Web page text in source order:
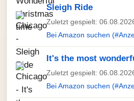
Sleigh Ride
Zuletzt gespielt:
Bei Amazon suchen
It's the most
Zuletzt gespielt:
Bei Amazon suchen